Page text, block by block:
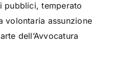
pubblici, temperato
volontaria assunzione
dell’Avvocatura